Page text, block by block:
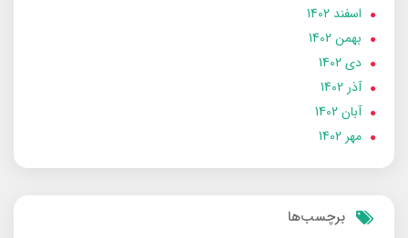
اسفند 1402
بهمن 1402
دی 1402
آذر 1402
آبان 1402
مهر 1402
برچسب‌ها